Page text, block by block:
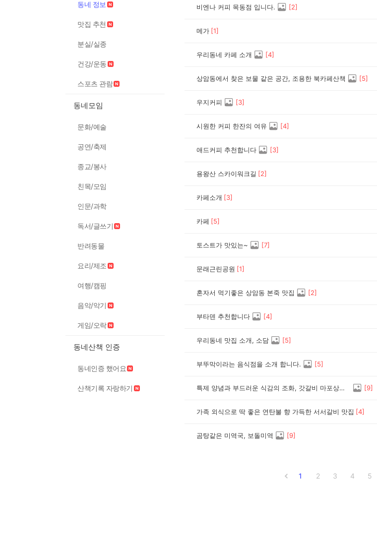
동네 정보
맛집 추천
분실/실종
건강/운동
스포츠 관람
동네모임
문화/예술
공연/축제
종교/봉사
친목/모임
인문/과학
독서/글쓰기
반려동물
요리/제조
여행/캠핑
음악/악기
게임/오락
동네산책 인증
동네인증 했어요
산책기록 자랑하기
비엔나 커피 목동점 입니다. [2]
메가 [1]
우리동네 카페 소개 [4]
상암동에서 찾은 보물 같은 공간, 조용한 북카페산책 [5]
우지커피 [3]
시원한 커피 한잔의 여유 [4]
애드커피 추천합니다 [3]
용왕산 스카이워크길 [2]
카페소개 [3]
카페 [5]
토스트가 맛있는~ [7]
문래근린공원 [1]
혼자서 먹기좋은 상암동 본죽 맛집 [2]
부타덴 추천합니다 [4]
우리동네 맛집 소개, 소담 [5]
부뚜막이라는 음식점을 소개 합니다. [5]
특제 양념과 부드러운 식감의 조화, 갓갈비 마포상암DMC점 [9]
가족 외식으로 딱 좋은 연탄불 향 가득한 서서갈비 맛집 [4]
곰탕같은 미역국, 보돌미역 [9]
1 2 3 4 5